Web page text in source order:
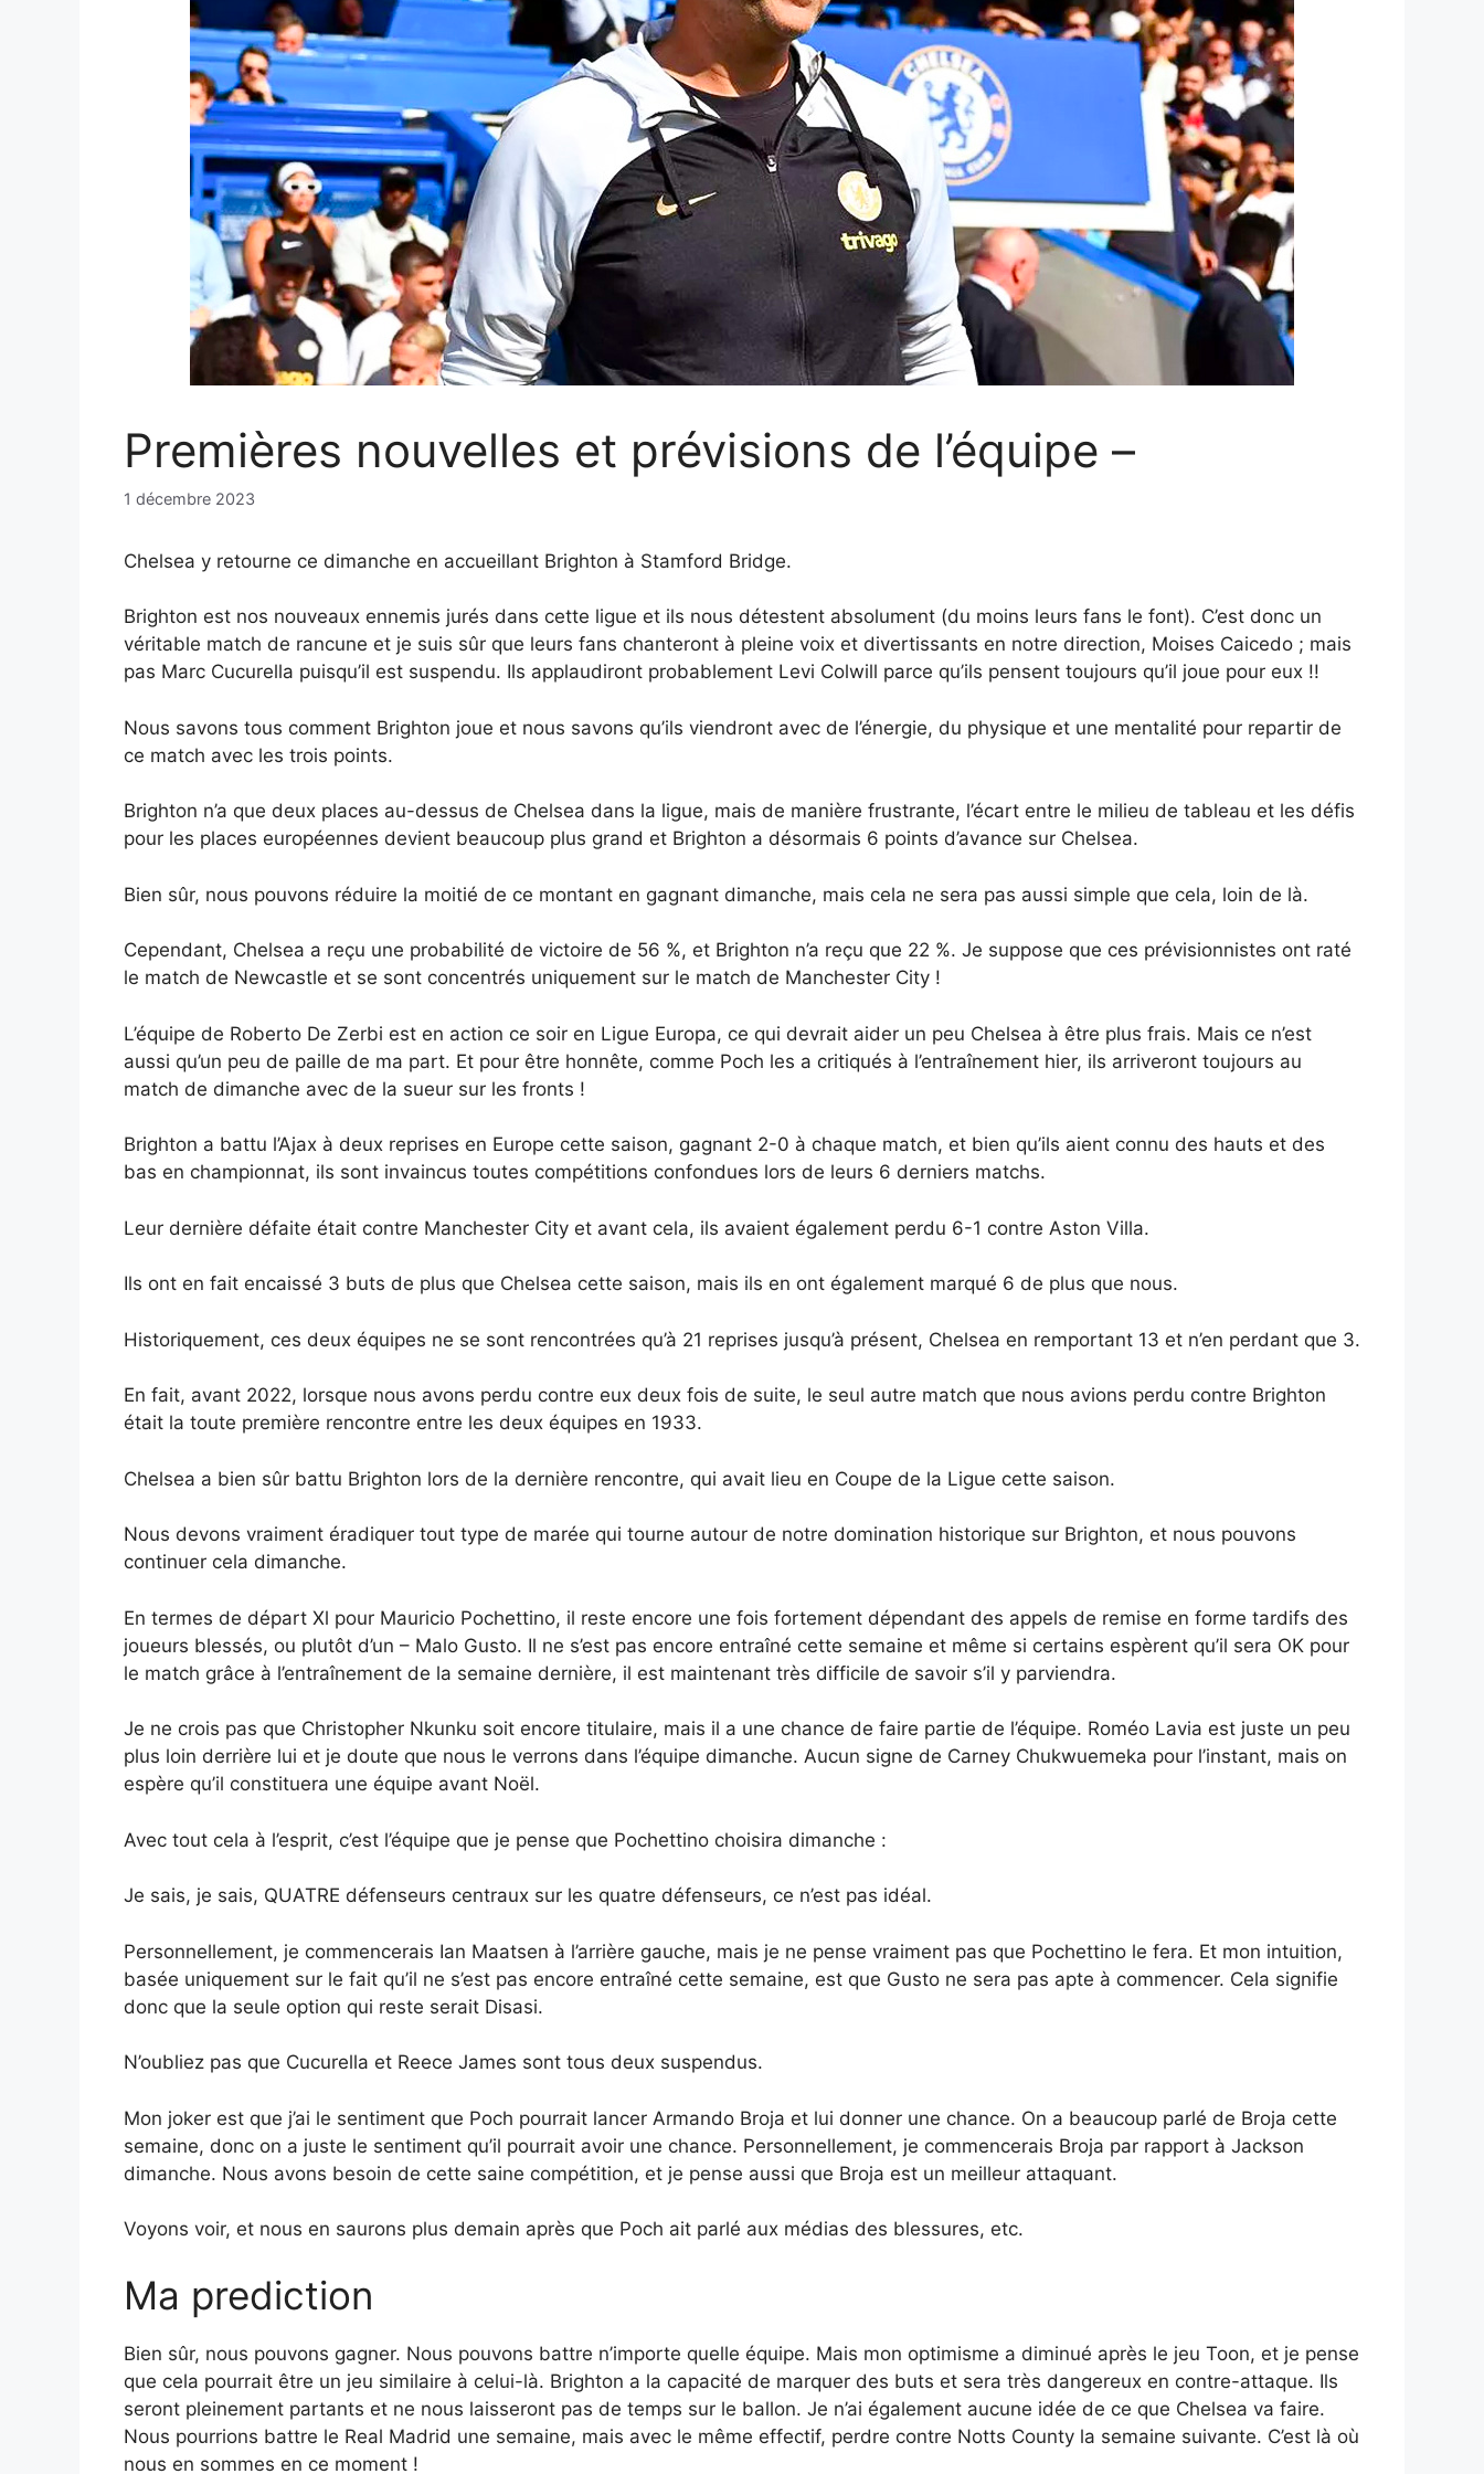
Premières nouvelles et prévisions de l’équipe –
1 décembre 2023
Chelsea y retourne ce dimanche en accueillant Brighton à Stamford Bridge.
Brighton est nos nouveaux ennemis jurés dans cette ligue et ils nous détestent absolument (du moins leurs fans le font). C’est donc un
véritable match de rancune et je suis sûr que leurs fans chanteront à pleine voix et divertissants en notre direction, Moises Caicedo ; mais
pas Marc Cucurella puisqu’il est suspendu. Ils applaudiront probablement Levi Colwill parce qu’ils pensent toujours qu’il joue pour eux !!
Nous savons tous comment Brighton joue et nous savons qu’ils viendront avec de l’énergie, du physique et une mentalité pour repartir de
ce match avec les trois points.
Brighton n’a que deux places au-dessus de Chelsea dans la ligue, mais de manière frustrante, l’écart entre le milieu de tableau et les défis
pour les places européennes devient beaucoup plus grand et Brighton a désormais 6 points d’avance sur Chelsea.
Bien sûr, nous pouvons réduire la moitié de ce montant en gagnant dimanche, mais cela ne sera pas aussi simple que cela, loin de là.
Cependant, Chelsea a reçu une probabilité de victoire de 56 %, et Brighton n’a reçu que 22 %. Je suppose que ces prévisionnistes ont raté
le match de Newcastle et se sont concentrés uniquement sur le match de Manchester City !
L’équipe de Roberto De Zerbi est en action ce soir en Ligue Europa, ce qui devrait aider un peu Chelsea à être plus frais. Mais ce n’est
aussi qu’un peu de paille de ma part. Et pour être honnête, comme Poch les a critiqués à l’entraînement hier, ils arriveront toujours au
match de dimanche avec de la sueur sur les fronts !
Brighton a battu l’Ajax à deux reprises en Europe cette saison, gagnant 2-0 à chaque match, et bien qu’ils aient connu des hauts et des
bas en championnat, ils sont invaincus toutes compétitions confondues lors de leurs 6 derniers matchs.
Leur dernière défaite était contre Manchester City et avant cela, ils avaient également perdu 6-1 contre Aston Villa.
Ils ont en fait encaissé 3 buts de plus que Chelsea cette saison, mais ils en ont également marqué 6 de plus que nous.
Historiquement, ces deux équipes ne se sont rencontrées qu’à 21 reprises jusqu’à présent, Chelsea en remportant 13 et n’en perdant que 3.
En fait, avant 2022, lorsque nous avons perdu contre eux deux fois de suite, le seul autre match que nous avions perdu contre Brighton
était la toute première rencontre entre les deux équipes en 1933.
Chelsea a bien sûr battu Brighton lors de la dernière rencontre, qui avait lieu en Coupe de la Ligue cette saison.
Nous devons vraiment éradiquer tout type de marée qui tourne autour de notre domination historique sur Brighton, et nous pouvons
continuer cela dimanche.
En termes de départ Xl pour Mauricio Pochettino, il reste encore une fois fortement dépendant des appels de remise en forme tardifs des
joueurs blessés, ou plutôt d’un – Malo Gusto. Il ne s’est pas encore entraîné cette semaine et même si certains espèrent qu’il sera OK pour
le match grâce à l’entraînement de la semaine dernière, il est maintenant très difficile de savoir s’il y parviendra.
Je ne crois pas que Christopher Nkunku soit encore titulaire, mais il a une chance de faire partie de l’équipe. Roméo Lavia est juste un peu
plus loin derrière lui et je doute que nous le verrons dans l’équipe dimanche. Aucun signe de Carney Chukwuemeka pour l’instant, mais on
espère qu’il constituera une équipe avant Noël.
Avec tout cela à l’esprit, c’est l’équipe que je pense que Pochettino choisira dimanche :
Je sais, je sais, QUATRE défenseurs centraux sur les quatre défenseurs, ce n’est pas idéal.
Personnellement, je commencerais Ian Maatsen à l’arrière gauche, mais je ne pense vraiment pas que Pochettino le fera. Et mon intuition,
basée uniquement sur le fait qu’il ne s’est pas encore entraîné cette semaine, est que Gusto ne sera pas apte à commencer. Cela signifie
donc que la seule option qui reste serait Disasi.
N’oubliez pas que Cucurella et Reece James sont tous deux suspendus.
Mon joker est que j’ai le sentiment que Poch pourrait lancer Armando Broja et lui donner une chance. On a beaucoup parlé de Broja cette
semaine, donc on a juste le sentiment qu’il pourrait avoir une chance. Personnellement, je commencerais Broja par rapport à Jackson
dimanche. Nous avons besoin de cette saine compétition, et je pense aussi que Broja est un meilleur attaquant.
Voyons voir, et nous en saurons plus demain après que Poch ait parlé aux médias des blessures, etc.
Ma prediction
Bien sûr, nous pouvons gagner. Nous pouvons battre n’importe quelle équipe. Mais mon optimisme a diminué après le jeu Toon, et je pense
que cela pourrait être un jeu similaire à celui-là. Brighton a la capacité de marquer des buts et sera très dangereux en contre-attaque. Ils
seront pleinement partants et ne nous laisseront pas de temps sur le ballon. Je n’ai également aucune idée de ce que Chelsea va faire.
Nous pourrions battre le Real Madrid une semaine, mais avec le même effectif, perdre contre Notts County la semaine suivante. C’est là où
nous en sommes en ce moment !